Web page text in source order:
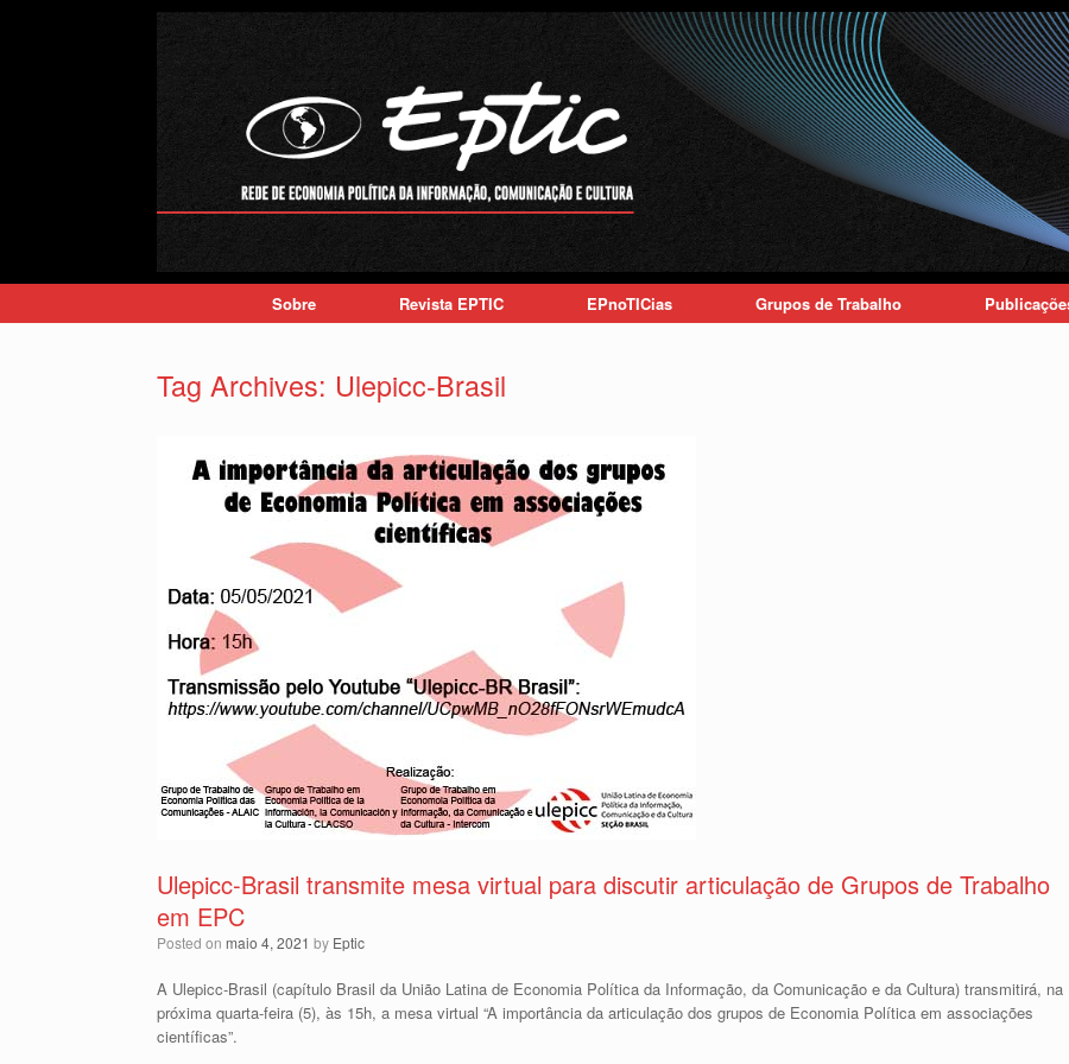
Sobre Revista EPTIC EPnoTICias Grupos de Trabalho
Tag Archives: Ulepicc-Brasil
Ulepicc-Brasil transmite mesa virtual para discutir articulação de Grupos de Trabalho
em EPC
Posted on maio 4, 2021 by Eptic
A Ulepicc-Brasil (capítulo Brasil da União Latina de Economia Política da Informação, da Comunicação e da Cultura) transmitirá, na
próxima quarta-feira (5), às 15h, a mesa virtual “A importância da articulação dos grupos de Economia Política em associações
científicas”.